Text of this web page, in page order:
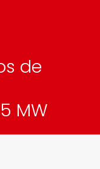
de
MW